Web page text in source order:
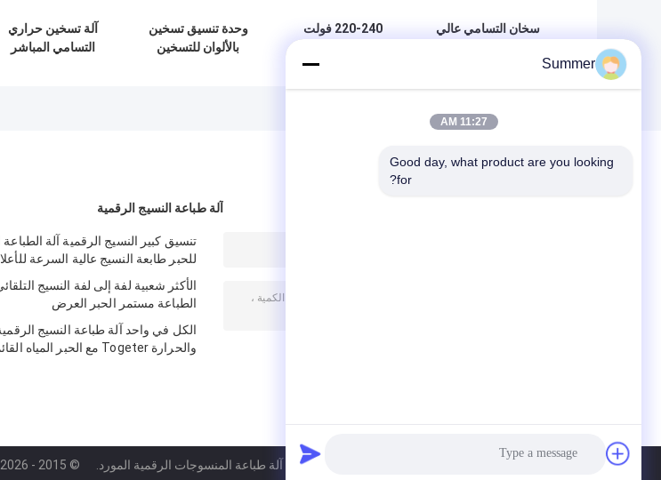
سخان التسامي عالي
220-240 فولت
الحرارة طابعة
وحدة تنسيق تسخين
بالألوان للتسخين
آلة تسخين حراري
التسامي المباشر
آلة طباعة النسيج الرقمية
تنسيق كبير النسيج الرقمية آلة الطباعة
للحبر طابعة النسيج عالية السرعة
الأكثر شعبية لفة إلى لفة النسيج
الطباعة مستمر الحبر العرض
الكل في واحد آلة طباعة النسيج
والحرارة Togeter مع الحبر المياه القائمة
| الصين جيّد جودة آلة طباعة المنسوجات الرقمية المورد. © 2015 - 2026 Shanghai Color Digital Supplier Co., Ltd.. All Rights Reserved.
Summer
11:27 AM
Good day, what product are you looking
for?